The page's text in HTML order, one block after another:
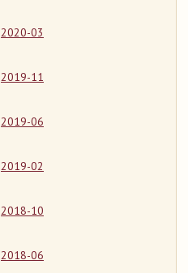
2020-03
2019-11
2019-06
2019-02
2018-10
2018-06